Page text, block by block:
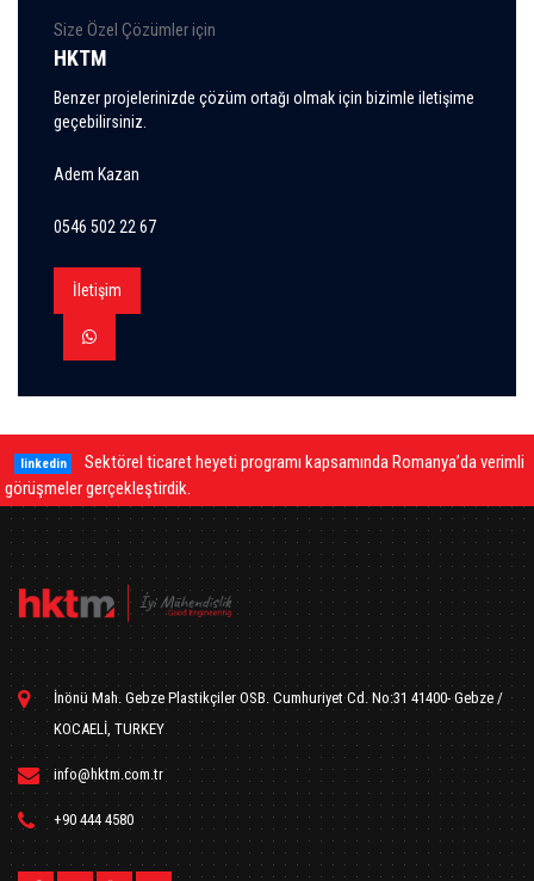
Size Özel Çözümler için
HKTM
Benzer projelerinizde çözüm ortağı olmak için bizimle iletişime
geçebilirsiniz.
Adem Kazan
0546 502 22 67
İletişim
linkedin
Sektörel ticaret heyeti programı kapsamında Romanya’da verimli
görüşmeler gerçekleştirdik.
İnönü Mah. Gebze Plastikçiler OSB. Cumhuriyet Cd. No:31 41400- Gebze /
KOCAELİ, TURKEY
info@hktm.com.tr
+90 444 4580